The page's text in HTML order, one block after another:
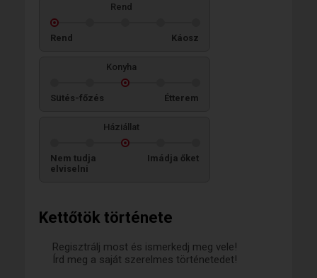
Kettőtök története
Regisztrálj most és ismerkedj meg vele!
Írd meg a saját szerelmes történetedet!
Rend
Rend Káosz
Konyha
Sütés-főzés Étterem
Háziállat
Nem tudja
elviselni
Imádja őket